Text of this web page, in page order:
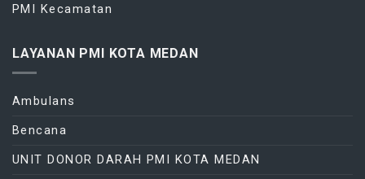
PMI Kecamatan
LAYANAN PMI KOTA MEDAN
Ambulans
Bencana
UNIT DONOR DARAH PMI KOTA MEDAN